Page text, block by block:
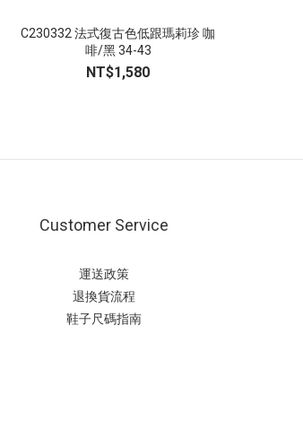
C230332 法式復古色低跟瑪莉珍 咖
啡/黑 34-43
NT$1,580
Customer Service
運送政策
退換貨流程
鞋子尺碼指南